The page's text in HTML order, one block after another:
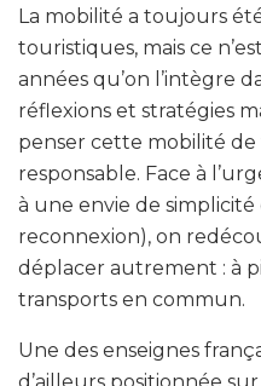
La mobilité a toujours
touristiques, mais ce
années qu’on l’intègre
réflexions et stratégies
penser cette mobilité
responsable. Face à
à une envie de
reconnexion), on
déplacer autrement : à
transports en commun.
Une des enseignes